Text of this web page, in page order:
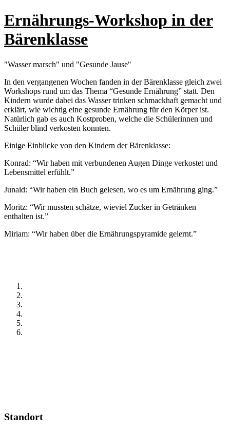
Ernährungs-Workshop in der
Bärenklasse
"Wasser marsch" und "Gesunde Jause"
In den vergangenen Wochen fanden in der Bärenklasse gleich zwei
Workshops rund um das Thema “Gesunde Ernährung” statt. Den
Kindern wurde dabei das Wasser trinken schmackhaft gemacht und
erklärt, wie wichtig eine gesunde Ernährung für den Körper ist.
Natürlich gab es auch Kostproben, welche die Schülerinnen und
Schüler blind verkosten konnten.
Einige Einblicke von den Kindern der Bärenklasse:
Konrad: “Wir haben mit verbundenen Augen Dinge verkostet und
Lebensmittel erfühlt.”
Junaid: “Wir haben ein Buch gelesen, wo es um Ernährung ging.”
Moritz: “Wir mussten schätze, wieviel Zucker in Getränken
enthalten ist.”
Miriam: “Wir haben über die Ernährungspyramide gelernt.”
Standort